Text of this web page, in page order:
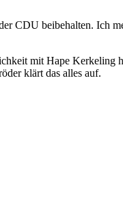
CDU beibehalten. Ich
mit Hape Kerkeling
klärt das alles auf.